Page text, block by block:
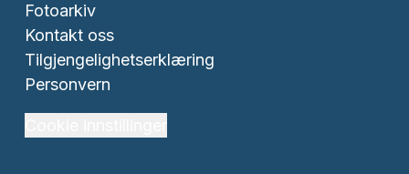
Fotoarkiv
Kontakt oss
Tilgjengelighetserklæring
Personvern